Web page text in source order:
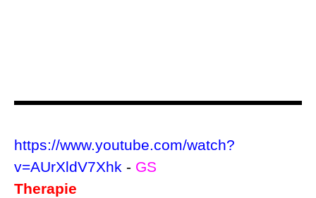
https://www.youtube.com/watch?
v=AUrXldV7Xhk - GS
Therapie